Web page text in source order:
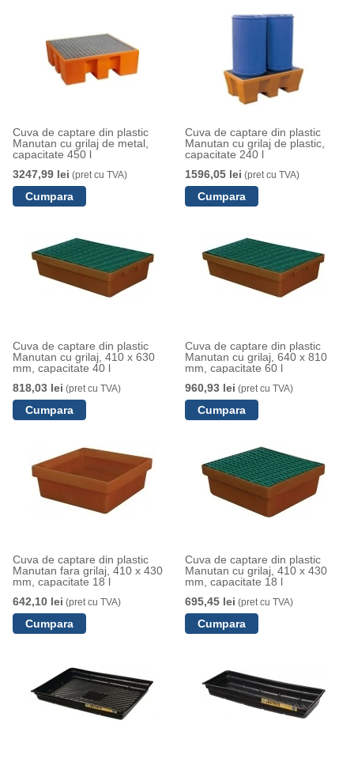
Cuva de captare din plastic
Manutan cu grilaj de metal,
capacitate 450 l
3247,99 lei (pret cu TVA)
Cuva de captare din plastic
Manutan cu grilaj de plastic,
capacitate 240 l
1596,05 lei (pret cu TVA)
Cuva de captare din plastic
Manutan cu grilaj, 410 x 630
mm, capacitate 40 l
818,03 lei (pret cu TVA)
Cuva de captare din plastic
Manutan cu grilaj, 640 x 810
mm, capacitate 60 l
960,93 lei (pret cu TVA)
Cuva de captare din plastic
Manutan fara grilaj, 410 x 430
mm, capacitate 18 l
642,10 lei (pret cu TVA)
Cuva de captare din plastic
Manutan cu grilaj, 410 x 430
mm, capacitate 18 l
695,45 lei (pret cu TVA)